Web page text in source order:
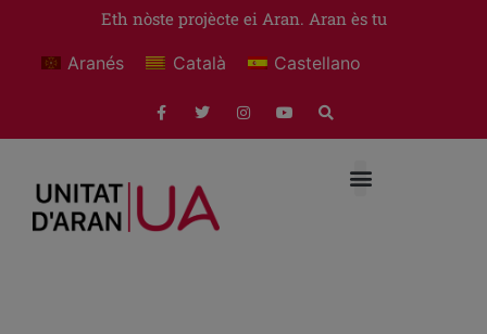
Eth nòste projècte ei Aran. Aran ès tu
Aranés Català Castellano